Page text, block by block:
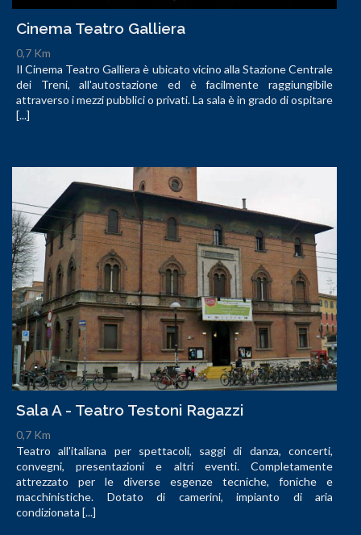
Cinema Teatro Galliera
0,7 Km
Il Cinema Teatro Galliera è ubicato vicino alla Stazione Centrale
dei Treni, all'autostazione ed è facilmente raggiungibile
attraverso i mezzi pubblici o privati. La sala è in grado di ospitare
[...]
Sala A - Teatro Testoni Ragazzi
0,7 Km
Teatro all'italiana per spettacoli, saggi di danza, concerti,
convegni, presentazioni e altri eventi. Completamente
attrezzato per le diverse esgenze tecniche, foniche e
macchinistiche. Dotato di camerini, impianto di aria
condizionata [...]